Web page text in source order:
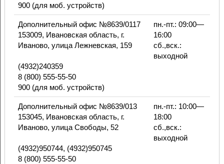
900 (для моб. устройств)
Дополнительный офис №8639/0117
153009, Ивановская область, г.
Иваново, улица Лежневская, 159
(4932)240359
8 (800) 555-55-50
900 (для моб. устройств)
пн.-пт.: 09:00—
16:00
сб.,вск.:
выходной
Дополнительный офис №8639/013
153045, Ивановская область, г.
Иваново, улица Свободы, 52
(4932)950744, (4932)950745
8 (800) 555-55-50
пн.-пт.: 10:00—
18:00
сб.,вск.:
выходной